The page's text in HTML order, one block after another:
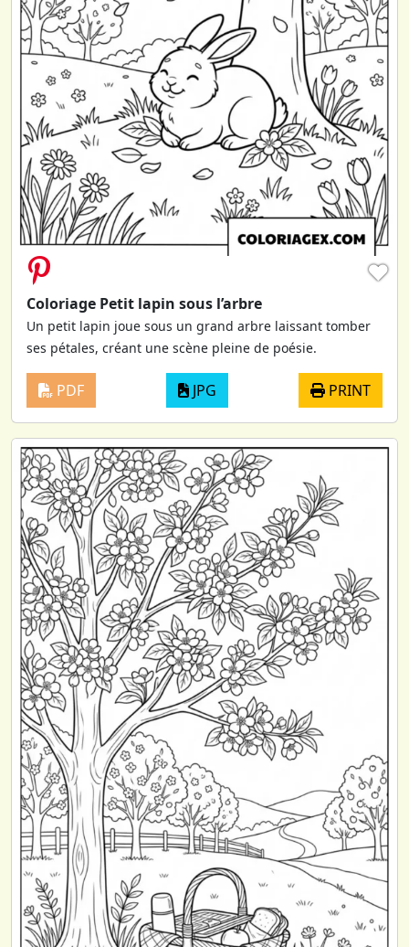
♥
Coloriage Petit lapin sous l’arbre
Un petit lapin joue sous un grand arbre laissant tomber
ses pétales, créant une scène pleine de poésie.
PDF JPG PRINT